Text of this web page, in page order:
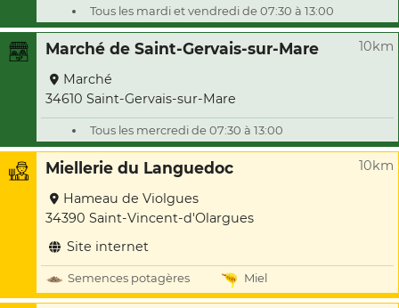
Tous les mardi et vendredi de 07:30 à 13:00
Marché de Saint-Gervais-sur-Mare 10km
Marché
34610 Saint-Gervais-sur-Mare
Tous les mercredi de 07:30 à 13:00
Miellerie du Languedoc 10km
Hameau de Violgues
34390 Saint-Vincent-d'Olargues
Site internet
Semences potagères Miel